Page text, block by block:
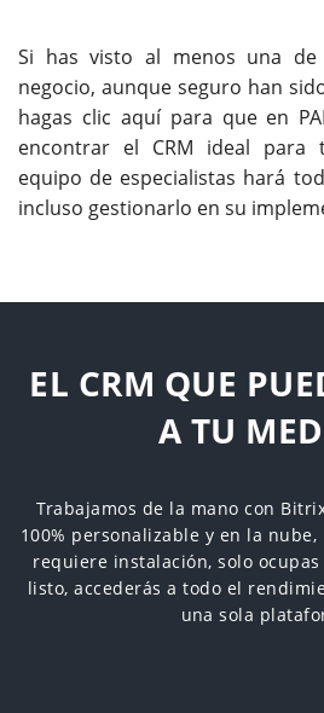
Si has visto al menos una
negocio, aunque seguro han
hagas clic aquí para que en
encontrar el CRM ideal para
equipo de especialistas hará
incluso gestionarlo en su
EL CRM QUE
A TU
Trabajamos de la mano con
100% personalizable y en la
requiere instalación, solo
listo, accederás a todo el
una sola